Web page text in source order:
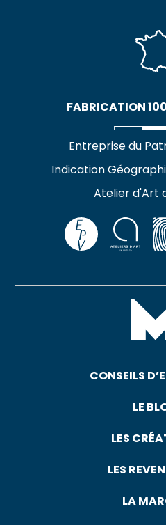
FABRICATION
Entreprise du
Indication
Atelier d'Art
CONSEILS
LE
LES
LES
LA